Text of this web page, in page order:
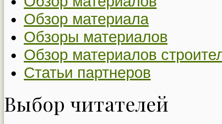
Обзор материала
Обзоры материалов
Обзор материалов
Статьи партнеров
Выбор читателей